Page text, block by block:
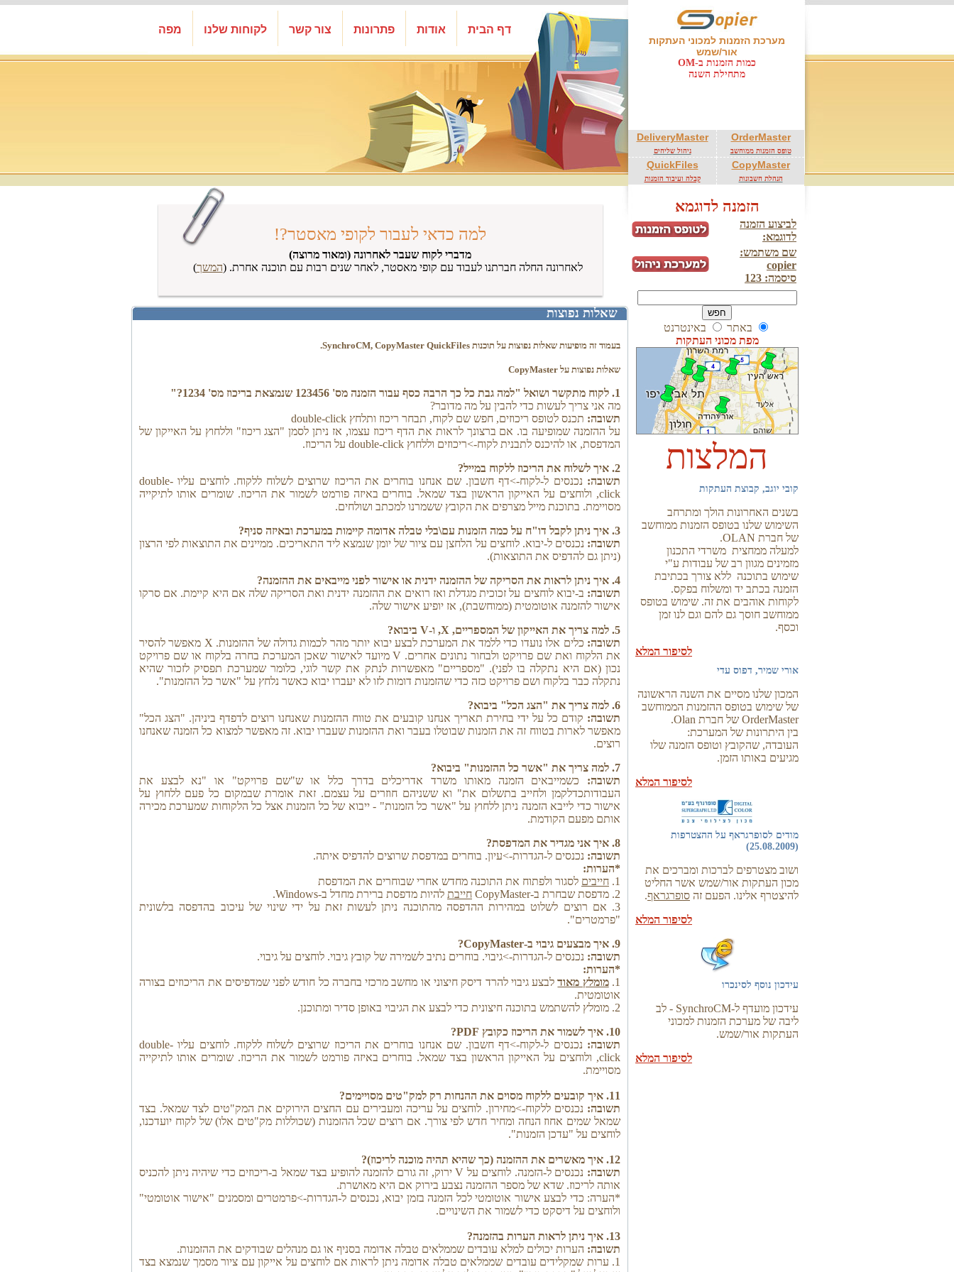
מערכת הזמנות למכוני העתקות
אור/שמש
כמות הזמנות ב-OM
מתחילת השנה
OrderMaster
טופס הזמנות ממוחשב
DeliveryMaster
ניהול שליחים
CopyMaster
הנהלת חשבונות
QuickFiles
קבלה ועיבוד הזמנות
דף הבית אודות פתרונות צור קשר לקוחות שלנו מפה
הזמנה לדוגמא
לביצוע הזמנה
לדוגמא:
שם משתמש:
copier
סיסמה: 123
באתר
באינטרנט
מפת מכוני העתקות
המלצות
קובי יוגב, קבוצת העתקות
בשנים האחרונות הולך ומתרחב
השימוש שלנו בטופס הזמנות ממוחשב
של חברת OLAN.
למעלה ממחצית משרדי התכנון
מזמינים מגוון רב של עבודות ע"י
שימוש בתוכנה ללא צורך בכתיבת
הזמנה בכתב יד ומשלוח בפקס.
לקוחות אוהבים את זה. שימוש בטופס
ממוחשב חוסך גם להם וגם לנו זמן
וכסף.
לסיפור המלא
אורי שמיר, דפוס עדי
המכון שלנו מסיים את השנה הראשונה
של שימוש בטופס ההזמנות הממוחשב
OrderMaster של חברת Olan.
בין היתרונות של המערכת:
העובדה, שהקובץ וטופס הזמנה שלו
מגיעים באותו הזמן.
לסיפור המלא
מודים לסופרגראף על ההצטרפות
(25.08.2009)
ושוב מצטרפים לברכות ומברכים את
מכון העתקות אור/שמש אשר החליט
להיצטרף אלינו. הפעם זה סופרגראף.
לסיפור המלא
עידכון נוסף לסינכרו
עידכון מועדף ל-SynchroCM - לב
ליבה של מערכת הזמנות למכוני
העתקות אור/שמש.
לסיפור המלא
למה כדאי לעבור לקופי מאסטר?!
מדברי לקוח שעבר לאחרונה (ומאוד מרוצה)
לאחרונה החלה חברתנו לעבוד עם קופי מאסטר, לאחר שנים רבות עם תוכנה אחרת. (המשך)
שאלות נפוצות
בעמוד זה מופיעות שאלות נפוצות על תוכנות SynchroCM, CopyMaster QuickFiles.
שאלות נפוצות על CopyMaster
1. לקוח מתקשר ושואל "למה גבת כל כך הרבה כסף עבור הזמנה מס' 123456 שנמצאת בריכוז מס' 1234?"
מה אני צריך לעשות כדי להבין על מה מדובר?
תשובה: תכנס לטופס ריכוזים, חפש שם לקוח, תבחר ריכוז ותלחץ double-click
על ההזמנה שמופיעה בו. אם ברצונך לראות את הדף ריכוז עצמו, אז ניתן לסמן "הצג ריכוז" וללחוץ על האייקון של
המדפסת, או להיכנס לתבנית לקוח->ריכוזים וללחוץ double-click על הריכוז.
2. איך לשלוח את הריכוז ללקוח במייל?
תשובה:
נכנסים ל-לקוח->דף חשבון. שם אנחנו בוחרים את הריכוז שרוצים לשלוח ללקוח. לוחצים עליו double-
click, ולוחצים על האייקון הראשון בצד שמאל. בוחרים באיזה פורמט לשמור את הריכוז. שומרים אותו לתיקייה
מסויימת. בתוכנת מייל מצרפים את הקובץ ששמרנו למכתב ושולחים.
3. איך ניתן לקבל דו"ח על כמה הזמנות עם\בלי טבלה אדומה קיימות במערכת ובאיזה סניף?
תשובה: נכנסים ל-יבוא. לוחצים על הלחצן עם ציור של יומן שנמצא ליד התאריכים. ממיינים את התוצאות לפי הרצון
(ניתן גם להדפיס את התוצאות).
4. איך ניתן לראות את הסריקה של ההזמנה ידנית או אישור לפני מייבאים את ההזמנה?
תשובה: ב-יבוא לוחצים על זכוכית מגדלת ואז רואים את ההזמנה ידנית ואת הסריקה שלה אם היא קיימת. אם סרקו
אישור להזמנה אוטומטית (ממוחשבת), אז יופיע אישור שלה.
5. למה צריך את האייקון של המספריים, X, ו-V ביבוא?
תשובה:
כלים אלו נועדו כדי ללמד את המערכת לבצע יבוא יותר מהר לכמות גדולה של ההזמנות. X מאפשר להסיר
את הלקוח ואת שם פרויקט ולבחור נתונים אחרים. V מיועד לאישור שאכן המערכת בחרה בלקוח או שם פרויקט
נכון (אם היא נתקלה בו לפני). "מספריים" מאפשרות לנתק את קשר לוגי, כלומר שמערכת תפסיק לזכור שהיא
נתקלה כבר בלקוח ושם פרויקט כזה כדי שהזמנות דומות לזו לא יעברו יבוא כאשר נלחץ על "אשר כל ההזמנות".
6. למה צריך את "הצג הכל" ביבוא?
תשובה: קודם כל על ידי בחירת תאריך אנחנו קובעים את טווח ההזמנות שאנחנו רוצים לדפדף ביניהן. "הצג הכל"
מאפשר לארות בטווח זה את הזמנות שבוטלו בעבר ואת ההזמנות שעברו יבוא. זה מאפשר למצוא כל הזמנה שאנחנו
רוצים.
7. למה צריך את "אשר כל ההזמנות" ביבוא?
תשובה: כשמייבאים הזמנה מאותו משרד אדריכלים בדרך כלל או ש"שם פרויקט" או "נא לבצע את
העבודותכדלקמן ולחייב בתשלום את" וא ששניהם חוזרים על עצמם. זאת אומרת שבמקום כל פעם ללחוץ על
אישור כדי לייבא הזמנה ניתן ללחוץ על "אשר כל הזמנות" - ייבוא של כל הזמנות אצל כל הלקוחות שמערכת מכירה
אותם מפעם הקודמת.
8. איך אני מגדיר את המדפסת?
תשובה: נכנסים ל-הגדרות->עיון. בוחרים במדפסת שרוצים להדפיס איתה.
*הערות:
1. חייבים לסגור ולפתוח את התוכנה מחדש אחרי שבוחרים את המדפסת
2. מדפסת שבחרת ב-CopyMaster
חייבת להיות מדפסת ברירת מחדל ב-Windows.
3. אם רוצים לשלוט במהירות ההדפסה מהתוכנה ניתן לעשות זאת על ידי שינוי של עיכוב בהדפסה בלשונית
"פרמטרים".
9. איך מבצעים גיבוי ב-CopyMaster?
תשובה: נכנסים ל-הגדרות->גיבוי. בוחרים נתיב לשמירה של קובץ גיבוי. לוחצים על גיבוי.
*הערות:
1. מומלץ מאודלבצע גיבוי להרד דיסק חיצוני או מחשב מרכזי בחברה כל חודש לפני שמדפיסים את הריכוזים בצורה
אוטומטית.
2. מומלץ להשתמש בתוכנה חיצונית כדי לבצע את הגיבוי באופן סדיר ומתוכנן.
10. איך לשמור את הריכוז כקובץ PDF?
תשובה:
נכנסים ל-לקוח->דף חשבון. שם אנחנו בוחרים את הריכוז שרוצים לשלוח ללקוח. לוחצים עליו double-
click, ולוחצים על האייקון הראשון בצד שמאל. בוחרים באיזה פורמט לשמור את הריכוז. שומרים אותו לתיקייה
מסויימת.
11. איך קובעים ללקוח מסוים את ההנחות רק למק"טים מסויימים?
תשובה: נכנסים ללקוח->מחירון. לוחצים על עריכה ומעבירים עם החצים הירוקים את המק"טים לצד שמאל. בצד
שמאל שמים אחוז הנחה ומחיר חדש לפי צורך. אם רוצים שכל ההזמנות (שכוללות מק"טים אלו) של לקוח יועדכנו,
לוחצים על "עדכן הזמנות".
12. איך מאשרים את ההזמנה (כך שהיא תהיה מוכנה לריכוז)?
תשובה:
נכנסים ל-הזמנה. לוחצים על V ירוק, זה גורם להזמנה להופיע בצד שמאל ב-ריכוזים כדי שיהיה ניתן להכניס
אותה לריכוז. שדא של מספר ההזמנה נצבע בירוק אם היא מאושרת.
*הערה: כדי לבצע אישור אוטומטי לכל הזמנה בזמן יבוא, נכנסים ל-הגדרות->פרמטרים ומסמנים "אישור אוטומטי"
ולוחצים על דיסקט כדי לשמור את השינויים.
13. איך ניתן לראות הערות בהזמנה?
תשובה: הערות יכולים למלא עובדים שממלאים טבלה אדומה בסניף או גם מנהלים שבודקים את ההזמנות.
1. ערות שמקלידים עובדים שממלאים טבלה אדומה ניתן לראות אם לוחצים על אייקון עם ציור מסמך שנמצא בצד